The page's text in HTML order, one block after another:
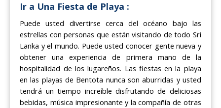
Ir a Una Fiesta de Playa :
Puede usted divertirse cerca del océano bajo las
estrellas con personas que están visitando de todo Sri
Lanka y el mundo. Puede usted conocer gente nueva y
obtener una experiencia de primera mano de la
hospitalidad de los lugareños. Las fiestas en la playa
en las playas de Bentota nunca son aburridas y usted
tendrá un tiempo increíble disfrutando de deliciosas
bebidas, música impresionante y la compañía de otras